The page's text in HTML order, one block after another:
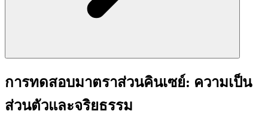
การทดสอบมาตราส่วนคินเซย์: ความเป็น
ส่วนตัวและจริยธรรม